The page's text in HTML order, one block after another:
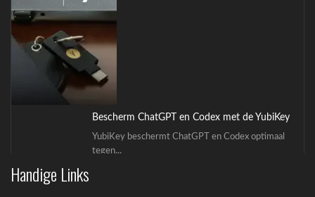
Bescherm ChatGPT en Codex met de YubiKey
YubiKey beschermt ChatGPT en Codex optimaal
tegen...
Handige Links